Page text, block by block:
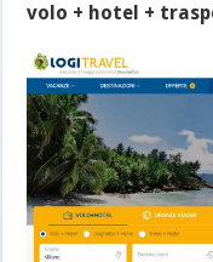
volo + hotel +